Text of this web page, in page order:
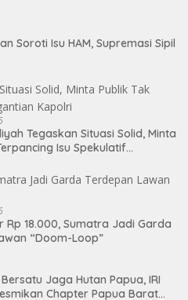
Soroti Isu HAM, Supremasi Sipil
Tegaskan Situasi Solid, Minta
Isu Spekulatif
Rp 18.000, Sumatra Jadi Garda
“Doom-Loop”
Jaga Hutan Papua, IRI
Chapter Papua Barat